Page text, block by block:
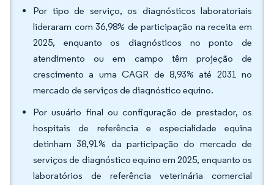
Por tipo de serviço, os diagnósticos laboratoriais
lideraram com 36,98% de participação na receita em
2025, enquanto os diagnósticos no ponto de
atendimento ou em campo têm projeção de
crescimento a uma CAGR de 8,93% até 2031 no
mercado de serviços de diagnóstico equino.
Por usuário final ou configuração de prestador, os
hospitais de referência e especialidade equina
detinham 38,91% da participação do mercado de
serviços de diagnóstico equino em 2025, enquanto os
laboratórios de referência veterinária comercial